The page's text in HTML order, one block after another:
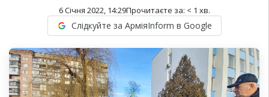
6 Січня 2022, 14:29Прочитаєте за: < 1 хв.
Слідкуйте за АрміяInform в Google